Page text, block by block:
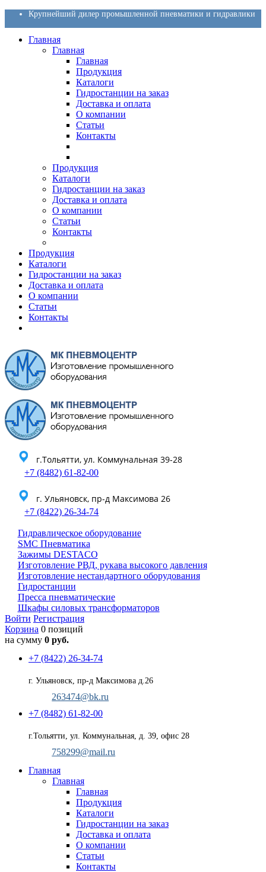
Крупнейший дилер промышленной пневматики и гидравлики
Главная
Главная
Главная
Продукция
Каталоги
Гидростанции на заказ
Доставка и оплата
О компании
Статьи
Контакты
Продукция
Каталоги
Гидростанции на заказ
Доставка и оплата
О компании
Статьи
Контакты
Продукция
Каталоги
Гидростанции на заказ
Доставка и оплата
О компании
Статьи
Контакты
г.Тольятти, ул. Коммунальная 39-28
+7 (8482) 61-82-00
г. Ульяновск, пр-д Максимова 26
+7 (8422) 26-34-74
Гидравлическое оборудование
SMC Пневматика
Зажимы DESTACO
Изготовление РВД, рукава высокого давления
Изготовление нестандартного оборудования
Гидростанции
Пресса пневматические
Шкафы силовых трансформаторов
Войти Регистрация
Корзина 0 позиций
на сумму 0 руб.
+7 (8422) 26-34-74
г. Ульяновск, пр-д Максимова д.26
263474@bk.ru
+7 (8482) 61-82-00
г.Тольятти, ул. Коммунальная, д. 39, офис 28
758299@mail.ru
Главная
Главная
Главная
Продукция
Каталоги
Гидростанции на заказ
Доставка и оплата
О компании
Статьи
Контакты